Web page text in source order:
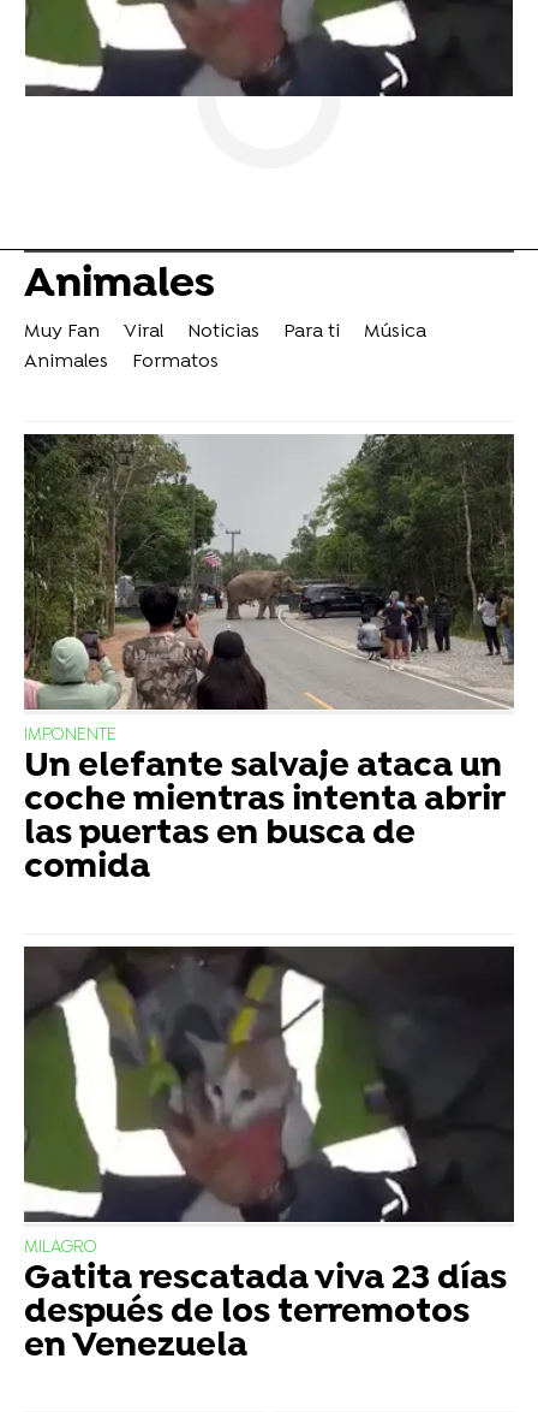
Animales
Muy Fan Viral Noticias Para ti
Música
Animales
Formatos
IMPONENTE
Un elefante salvaje ataca un
coche mientras intenta abrir
las puertas en busca de
comida
MILAGRO
Gatita rescatada viva 23 días
después de los terremotos
en Venezuela